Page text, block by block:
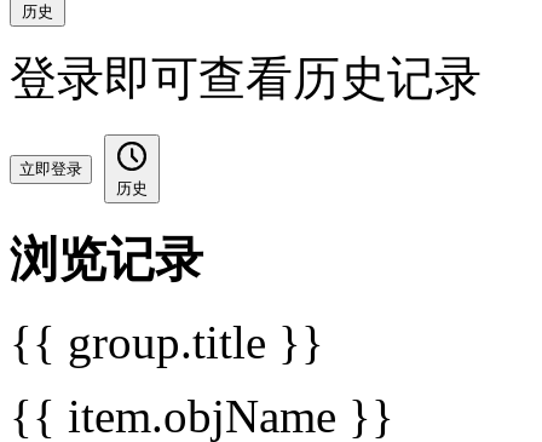
历史
登录即可查看历史记录
立即登录
历史
浏览记录
{{ group.title }}
{{ item.objName }}